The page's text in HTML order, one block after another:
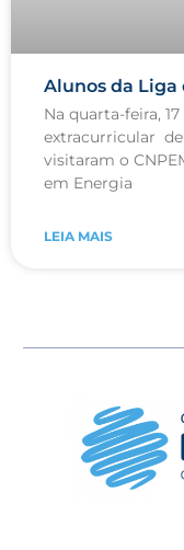
Alunos da Liga
Na quarta-feira,
extracurricular
visitaram o
em Energia
LEIA MAIS